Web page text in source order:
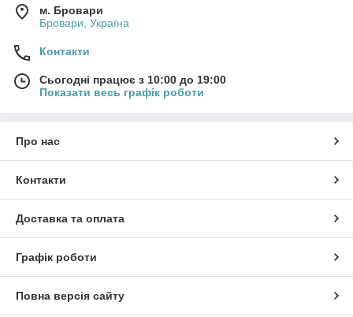
м. Бровари
Бровари, Україна
Контакти
Сьогодні працює з 10:00 до 19:00
Показати весь графік роботи
Про нас
Контакти
Доставка та оплата
Графік роботи
Повна версія сайту